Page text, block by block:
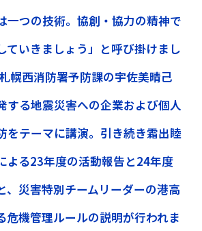
一つの技術。協創・協力の精神で
ていきましょう」と呼び掛けまし
幌西消防署予防課の宇佐美晴己
する地震災害への企業および個人
をテーマに講演。引き続き霜出睦
よる23年度の活動報告と24年度
、災害特別チームリーダーの港高
危機管理ルールの説明が行われま